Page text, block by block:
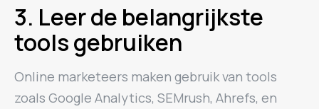
3. Leer de belangrijkste
tools gebruiken
Online marketeers maken gebruik van tools
zoals Google Analytics, SEMrush, Ahrefs, en